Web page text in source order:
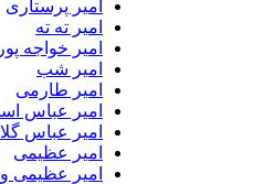
امیر پرستاری
امیر ته ته
امیر خواجه پور
امیر شب
امیر طارمی
امیر عباس
امیر عباس
امیر عظیمی
امیر عظیمی و